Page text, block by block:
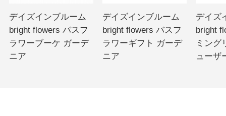
デイズインブルーム
bright flowers バスフ
ラワーブーケ ガーデ
ニア
デイズインブルーム
bright flowers バスフ
ラワーギフト ガーデ
ニア
デイズ
bright
ミング
ューザ